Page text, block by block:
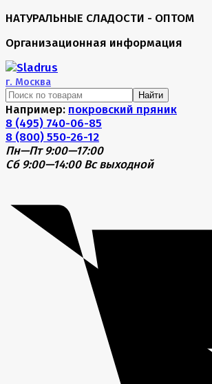
НАТУРАЛЬНЫЕ СЛАДОСТИ - ОПТОМ
Организационная информация
г. Москва
Найти
Например: покровский пряник
8 (495) 740-06-85
8 (800) 550-26-12
Пн—Пт 9:00—17:00
Сб 9:00—14:00 Вс выходной